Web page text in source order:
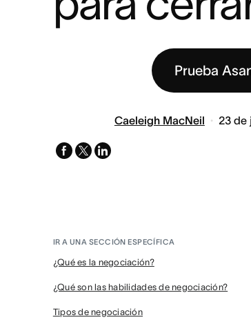
Prueba
Caeleigh MacNeil 23 de
facebook
x-
linkedin
IR A UNA SECCIÓN ESPECÍFICA
¿Qué es la negociación?
¿Qué son las habilidades de negociación?
Tipos de negociación